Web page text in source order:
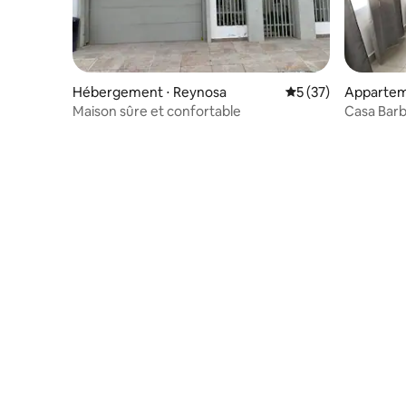
Hébergement ⋅ Reynosa Évaluation
5 (37)
Maison sûre et confortable
Casa